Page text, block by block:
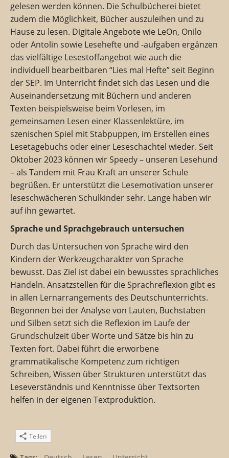
gelesen werden können. Die Schulbücherei bietet
zudem die Möglichkeit, Bücher auszuleihen und zu
Hause zu lesen. Digitale Angebote wie LeOn, Onilo
oder Antolin sowie Lesehefte und -aufgaben ergänzen
das vielfältige Lesestoffangebot wie auch die
individuell bearbeitbaren “Lies mal Hefte” seit Beginn
der SEP. Im Unterricht findet sich das Lesen und die
Auseinandersetzung mit Büchern und anderen
Texten beispielsweise beim Vorlesen, im
gemeinsamen Lesen einer Klassenlektüre, im
szenischen Spiel mit Stabpuppen, im Erstellen eines
Lesetagebuchs oder einer Leseschachtel wieder. Seit
Oktober 2023 können wir Speedy – unseren Lesehund
– als Tandem mit Frau Kraft an unserer Schule
begrüßen. Er unterstützt die Lesemotivation unserer
leseschwächeren Schulkinder sehr. Lange haben wir
auf ihn gewartet.
Sprache und Sprachgebrauch untersuchen
Durch das Untersuchen von Sprache wird den
Kindern der Werkzeugcharakter von Sprache
bewusst. Das Ziel ist dabei ein bewusstes sprachliches
Handeln. Ansatzstellen für die Sprachreflexion gibt es
in allen Lernarrangements des Deutschunterrichts.
Begonnen bei der Analyse von Lauten, Buchstaben
und Silben setzt sich die Reflexion im Laufe der
Grundschulzeit über Worte und Sätze bis hin zu
Texten fort. Dabei führt die erworbene
grammatikalische Kompetenz zum richtigen
Schreiben, Wissen über Strukturen unterstützt das
Leseverständnis und Kenntnisse über Textsorten
helfen in der eigenen Textproduktion.
Teilen